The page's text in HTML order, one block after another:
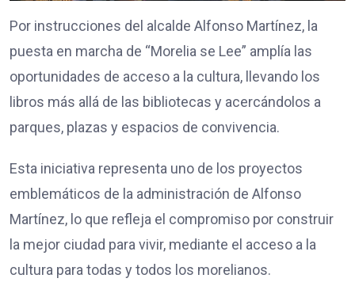
Por instrucciones del alcalde Alfonso Martínez, la
puesta en marcha de “Morelia se Lee” amplía las
oportunidades de acceso a la cultura, llevando los
libros más allá de las bibliotecas y acercándolos a
parques, plazas y espacios de convivencia.
Esta iniciativa representa uno de los proyectos
emblemáticos de la administración de Alfonso
Martínez, lo que refleja el compromiso por construir
la mejor ciudad para vivir, mediante el acceso a la
cultura para todas y todos los morelianos.